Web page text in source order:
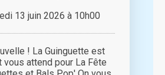
13 juin 2026 à 10h00
! La Guinguette est
vous attend pour La Fête